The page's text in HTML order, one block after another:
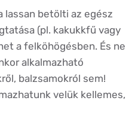
lassan betölti az egész
(pl. kakukkfű vagy
a felköhögésben. És ne
alkalmazható
balzsamokról sem!
velük kellemes,